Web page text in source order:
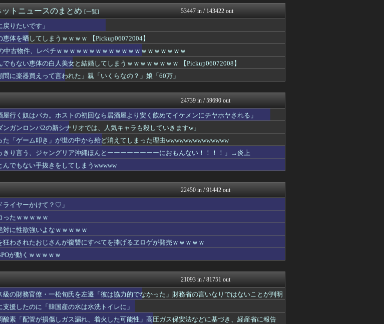
ｗｗ （※画像あり）
ラビット速報
アイドル・女子アナ★吟じま...
「今日は友達と配達員のアルバイトを体験し...
ちゃんの尻【Liella!】
コンテンツ・声優 | ラブ...
「海外視察費」公表
脇！！
アナきゃぷ速報
えてみたら…泥酔状態の飲酒運転だった」
韓国ニュース反応まとめ
ーグが突き付けた韓国金融市場の崖っぷち ...
国難にあってもの申す！！
まうｗｗｗｗ 【Pickup060720...
アルファルファモザイク＠ネ...
始める Linuxの市場シェアが初め...
VIPワイドガイド
剥がれてきたんやが
理想ちゃんねる
がーるずレポート - ガー...
ごい」と報ステ大越キャスターの台詞に視聴...
U-1 NEWS.
宅捜索 代表監督選考巡り
WorldFootball...
好き」って囁く瞬間ｗｗｗｗｗｗｗｗwww...
バズッター速報
がーるずレポート - ガー...
に囲まれてご満悦wwwwwwwwwwww...
芸能人の気になる噂
湾軍が対応」と台湾軍トップ！
wwwwwww
芸能人の気になる噂
父「！？実は俺と母さんも兄妹なんだ」ぼく...
まとめCUP
まう！！！！！！
マネージャー、ガチで可愛いぞ
まとめ芸能＠美女画像まとめ...
てしまった俳優がいる」
不審な音声（下ネタ）が流れる 第三者が不...
るけどライザは友達って感じで性的な目では...
げぇ速
ｗｗｗｗ
不思議.net - 5ch...
禁止
かけるが持ち帰りはなしでしょう、、、
子育てちゃんねる
がーるずレポート - ガー...
ハッスルしすぎてしまうｗｗｗｗｗｗ
女子アナお宝画像速報－5c...
ｗｗｗ😍ｗｗｗｗｗｗ
いたしん！
復帰してシコらせにくるｗ
Zチャンネル＠VIP
JUMP公式にブロックされるｗｗｗｗｗｗ...
watch＠２ちゃんねる
トニュースのまとめ [一覧] 53447 in / 143422 out
戻りたいです」
恵体を晒してしまうｗｗｗｗ 【Pickup06072004】
中古物件、レベチｗｗｗｗｗｗｗｗｗｗｗｗｗｗｗｗｗｗｗｗ
でもない恵体の白人美女と結婚してしまうｗｗｗｗｗｗｗｗ 【Pickup06072008】
問に楽器買えって言われた」親「いくらなの？」娘「60万」
24739 in / 59690 out
屋行く奴はバカ。ホストの初回なら居酒屋より安く飲めてイケメンにチヤホヤされる」
ンガンロンパ2の新シナリオでは、人気キャラも殺していきますw」
た「ゲーム叩き」が世の中から殆ど消えてしまった理由wwwwwwwwwwwwww
きり言う、ジャングリア沖縄ほんとーーーーーーーーにおもんない！！！！」→炎上
んでもない手抜きをしてしまうwwwww
22450 in / 91442 out
ライヤーかけて？♡」
ったｗｗｗｗｗ
対に性欲強いよなｗｗｗｗｗ
狂わされたおじさんが復讐にすべてを捧げるヱロゲが発売ｗｗｗｗｗ
が動くｗｗｗｗｗ
21093 in / 81751 out
級の財務官僚・一松旬氏を左遷「彼は協力的でなかった」財務省の言いなりではないことが判明
支援したのに「韓国産の水は水洗トイレに」
酸素「配管が損傷しガス漏れ、着火した可能性」高圧ガス保安法などに基づき、経産省に報告